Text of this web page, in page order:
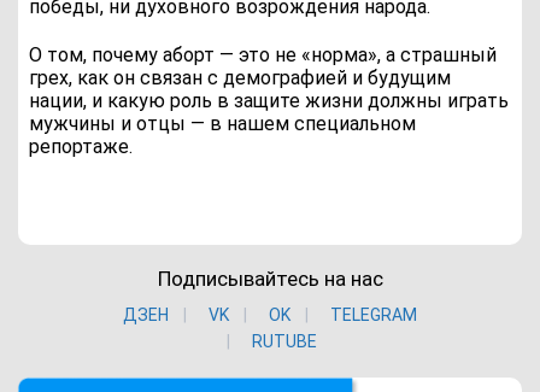
победы, ни духовного возрождения народа.
О том, почему аборт — это не «норма», а страшный
грех, как он связан с демографией и будущим
нации, и какую роль в защите жизни должны играть
мужчины и отцы — в нашем специальном
репортаже.
Подписывайтесь на нас
ДЗЕН VK ОK
TELEGRAM
RUTUBE